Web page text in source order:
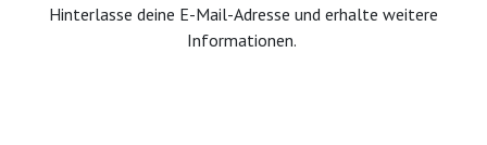
Hinterlasse deine E-Mail-Adresse und erhalte weitere
Informationen.